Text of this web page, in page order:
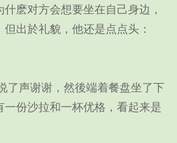
麽对方会想要坐在自己身边，
出於礼貌，他还是点点头：
声谢谢，然後端着餐盘坐了下
份沙拉和一杯优格，看起来是